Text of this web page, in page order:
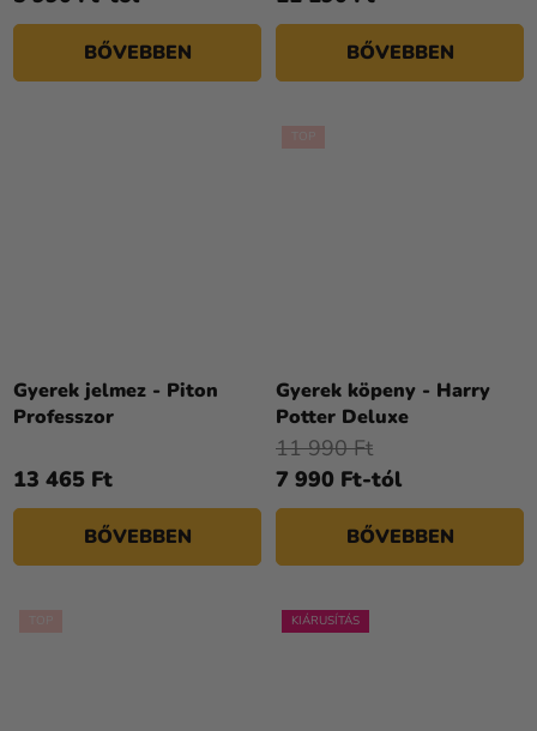
BŐVEBBEN BŐVEBBEN
Gyerek jelmez - Piton
Professzor
13 465 Ft
BŐVEBBEN
Gyerek köpeny - Harry
Potter Deluxe
7 990 Ft-tól
11 990 Ft
BŐVEBBEN
KIÁRUSÍTÁS